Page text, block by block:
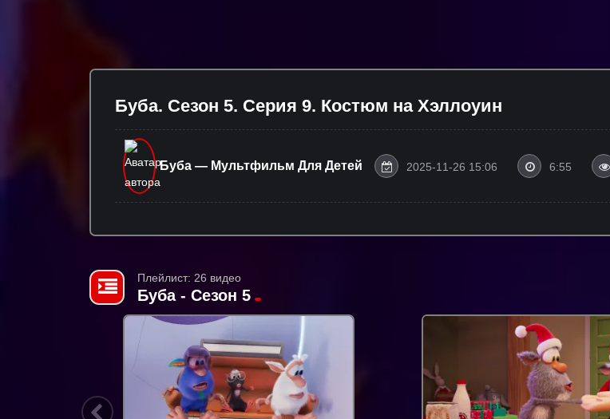
Буба. Сезон 5. Серия 9. Костюм на Хэллоуин
Буба — Мультфильм Для Детей 2025-11-26 15:06 6:55
Плейлист: 26 видео
Буба - Сезон 5